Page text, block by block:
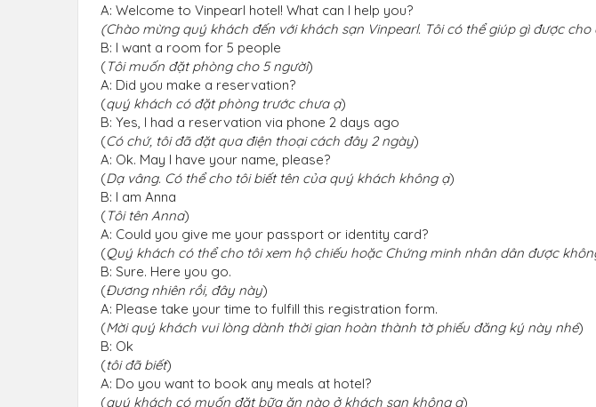
A: Welcome to Vinpearl hotel! What can I help you?
(Chào mừng quý khách đến với khách sạn Vinpearl. Tôi có thể giúp gì được
B: I want a room for 5 people
(Tôi muốn đặt phòng cho 5 người)
A: Did you make a reservation?
(quý khách có đặt phòng trước chưa ạ)
B: Yes, I had a reservation via phone 2 days ago
(Có chứ, tôi đã đặt qua điện thoại cách đây 2 ngày)
A: Ok. May I have your name, please?
(Dạ vâng. Có thể cho tôi biết tên của quý khách không ạ)
B: I am Anna
(Tôi tên Anna)
A: Could you give me your passport or identity card?
(Quý khách có thể cho tôi xem hộ chiếu hoặc Chứng minh nhân dân được
B: Sure. Here you go.
(Đương nhiên rồi, đây này)
A: Please take your time to fulfill this registration form.
(Mời quý khách vui lòng dành thời gian hoàn thành tờ phiếu đăng ký này nhé)
B: Ok
(tôi đã biết)
A: Do you want to book any meals at hotel?
(quý khách có muốn đặt bữa ăn nào ở khách sạn không ạ)